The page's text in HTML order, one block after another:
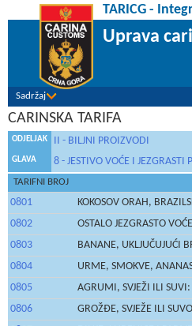
TARICG -
Uprava
Sadržaj
CARINSKA TARIFA
ODJELJAK II - BILJNI PROIZVODI
GLAVA 8 - JESTIVO VOĆE I
TARIFNI BROJ
0801
KOKOSOV ORAH,
0802
OSTALO JEZGRASTO
0803
BANANE, UKLJUČUJUĆI
0804
URME, SMOKVE,
0805
AGRUMI, SVJEŽI ILI SUVI:
0806
GROŽĐE, SVJEŽE ILI